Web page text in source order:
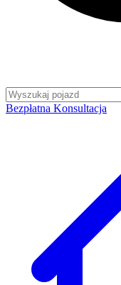
Bezpłatna Konsultacja